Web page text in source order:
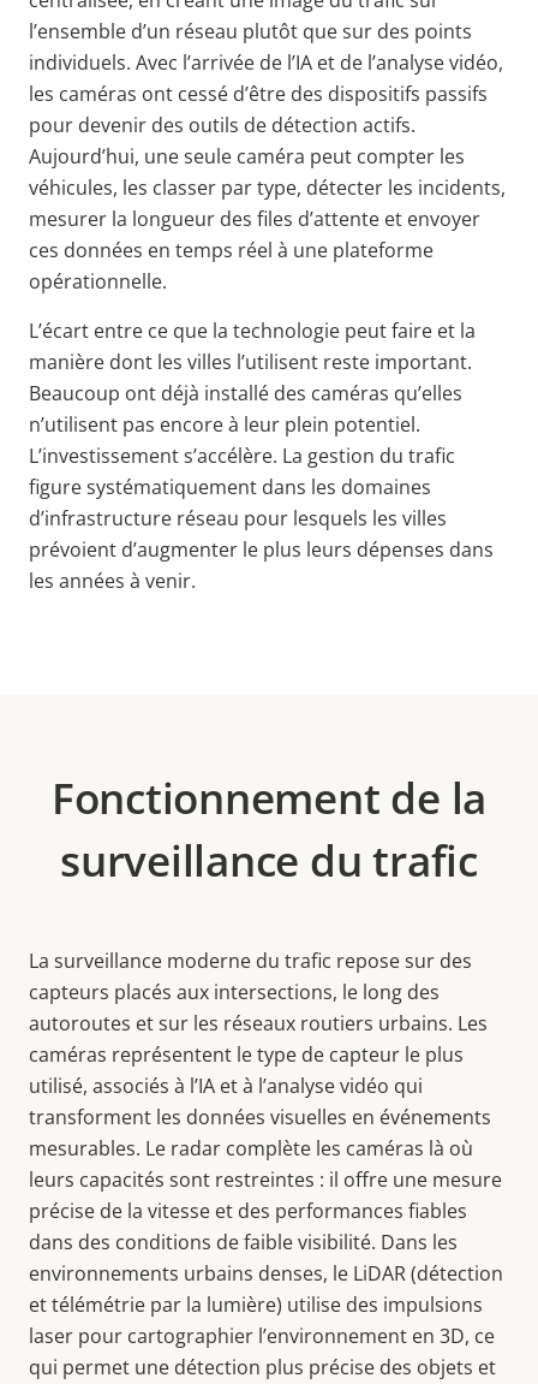
l’ensemble d’un réseau plutôt que sur des points
individuels. Avec l’arrivée de l’IA et de l’analyse vidéo,
les caméras ont cessé d’être des dispositifs passifs
pour devenir des outils de détection actifs.
Aujourd’hui, une seule caméra peut compter les
véhicules, les classer par type, détecter les incidents,
mesurer la longueur des files d’attente et envoyer
ces données en temps réel à une plateforme
opérationnelle.
L’écart entre ce que la technologie peut faire et la
manière dont les villes l’utilisent reste important.
Beaucoup ont déjà installé des caméras qu’elles
n’utilisent pas encore à leur plein potentiel.
L’investissement s’accélère. La gestion du trafic
figure systématiquement dans les domaines
d’infrastructure réseau pour lesquels les villes
prévoient d’augmenter le plus leurs dépenses dans
les années à venir.
Fonctionnement de la
surveillance du trafic
La surveillance moderne du trafic repose sur des
capteurs placés aux intersections, le long des
autoroutes et sur les réseaux routiers urbains. Les
caméras représentent le type de capteur le plus
utilisé, associés à l’IA et à l’analyse vidéo qui
transforment les données visuelles en événements
mesurables. Le radar complète les caméras là où
leurs capacités sont restreintes : il offre une mesure
précise de la vitesse et des performances fiables
dans des conditions de faible visibilité. Dans les
environnements urbains denses, le LiDAR (détection
et télémétrie par la lumière) utilise des impulsions
laser pour cartographier l’environnement en 3D, ce
qui permet une détection plus précise des objets et